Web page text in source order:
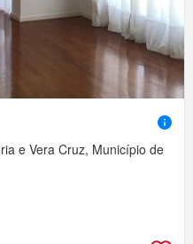
e Vera Cruz, Município de